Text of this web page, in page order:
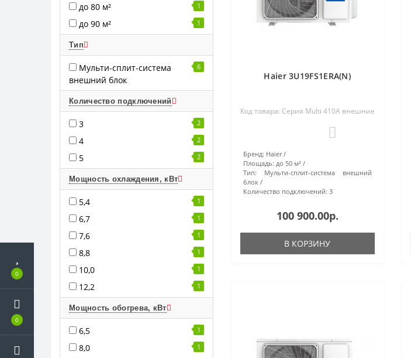
0
0
до 80 м² 1
до 90 м² 1
Тип
Мульти-сплит-система
внешний блок
6
Количество подключений
3 2
4 2
5 2
Мощность охлаждения, кВт
5,4 1
6,7 1
7,6 1
8,8 1
10,0 1
12,2 1
Мощность обогрева, кВт
6,5 1
8,0 1
Haier 3U19FS1ERA(N)
Код товара: Серия Multi 410A внешние
Бренд: Haier
Площадь: до 50 м²
Тип:
Мульти-сплит-система внешний
блок
Количество подключений: 3
100 900.00р.
В КОРЗИНУ